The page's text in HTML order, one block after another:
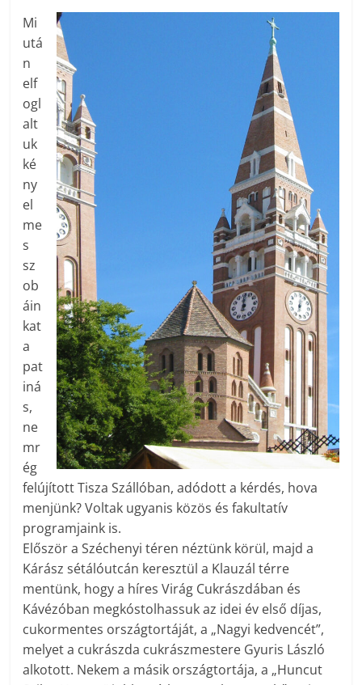
Mi
utá
n
elf
ogl
alt
uk
ké
ny
el
me
s
sz
ob
áin
kat
a
pat
iná
s,
ne
mr
ég
felújított Tisza Szállóban, adódott a kérdés, hova
menjünk? Voltak ugyanis közös és fakultatív
programjaink is.
Először a Széchenyi téren néztünk körül, majd a
Kárász sétálóutcán keresztül a Klauzál térre
mentünk, hogy a híres Virág Cukrászdában és
Kávézóban megkóstolhassuk az idei év első díjas,
cukormentes országtortáját, a „Nagyi kedvencét”,
melyet a cukrászda cukrászmestere Gyuris László
alkotott. Nekem a másik országtortája, a „Huncut